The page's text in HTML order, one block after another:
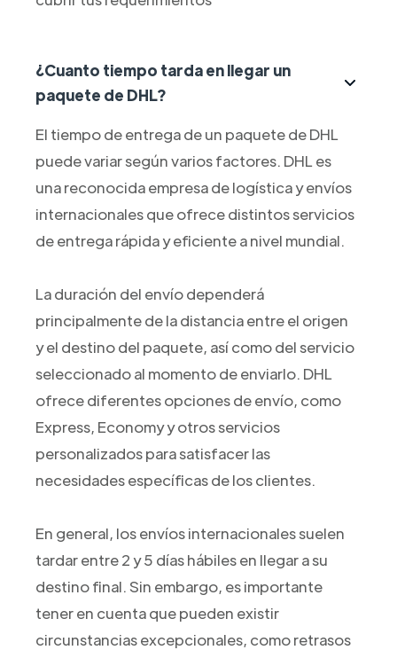
¿Cuanto tiempo tarda en llegar un
paquete de DHL?
El tiempo de entrega de un paquete de DHL
puede variar según varios factores. DHL es
una reconocida empresa de logística y envíos
internacionales que ofrece distintos servicios
de entrega rápida y eficiente a nivel mundial.
La duración del envío dependerá
principalmente de la distancia entre el origen
y el destino del paquete, así como del servicio
seleccionado al momento de enviarlo. DHL
ofrece diferentes opciones de envío, como
Express, Economy y otros servicios
personalizados para satisfacer las
necesidades específicas de los clientes.
En general, los envíos internacionales suelen
tardar entre 2 y 5 días hábiles en llegar a su
destino final. Sin embargo, es importante
tener en cuenta que pueden existir
circunstancias excepcionales, como retrasos